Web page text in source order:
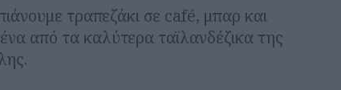
τραπεζάκι σε café, μπαρ και
από τα καλύτερα ταϊλανδέζικα της